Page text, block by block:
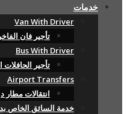
خدمات
Van With Driver
تأجير فان
Bus With Driver
تأجير
Airport Transfers
انتقالات مطار
خدمة السائق الخاص